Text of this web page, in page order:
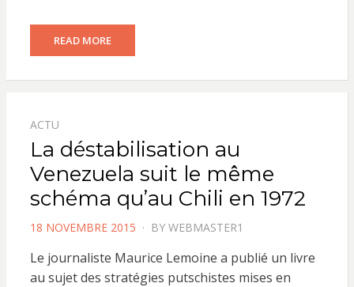
READ MORE
ACTU
La déstabilisation au
Venezuela suit le même
schéma qu’au Chili en 1972
POSTED
18 NOVEMBRE 2015 BY WEBMASTER1
Le journaliste Maurice Lemoine a publié un livre
au sujet des stratégies putschistes mises en